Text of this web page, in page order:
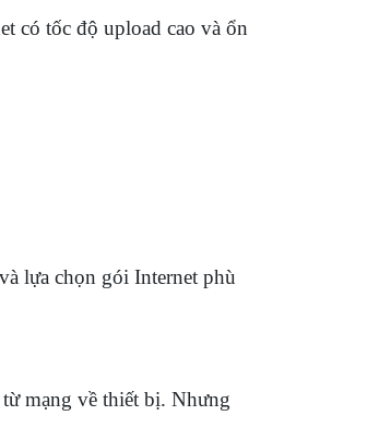
có tốc độ upload cao và ổn
lựa chọn gói Internet phù
mạng về thiết bị. Nhưng